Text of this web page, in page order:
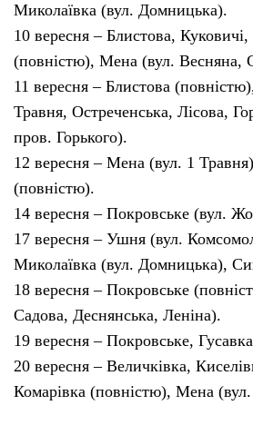
Миколаївка (вул. Домницька).
10 вересня – Блистова, Куковичі,
(повністю), Мена (вул. Весняна,
11 вересня – Блистова
Травня, Остреченська, Лісова,
пров. Горького).
12 вересня – Мена (вул. 1
(повністю).
14 вересня – Покровське (вул.
17 вересня – Ушня (вул.
Миколаївка (вул. Домницька),
18 вересня – Покровське
Садова, Деснянська, Леніна).
19 вересня – Покровське,
20 вересня – Величківка,
Комарівка (повністю), Мена